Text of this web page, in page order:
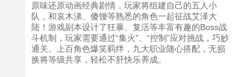
原味还原动画经典剧情，玩家将组建自己的五人小
队，和哀木涕、傻馒等熟悉的角色一起征战艾泽大
陆！游戏副本设计了狂暴、复活等丰富有趣的Boss战
斗机制，玩家需要通过“集火”、“控制”应对挑战，巧妙
通关。上百角色爆笑羁绊，九大职业随心搭配，无损
换将等级共享，轻松不肝快乐养成。